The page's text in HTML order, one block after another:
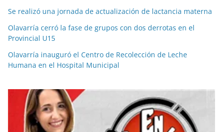
Se realizó una jornada de actualización de lactancia materna
Olavarría cerró la fase de grupos con dos derrotas en el
Provincial U15
Olavarría inauguró el Centro de Recolección de Leche
Humana en el Hospital Municipal